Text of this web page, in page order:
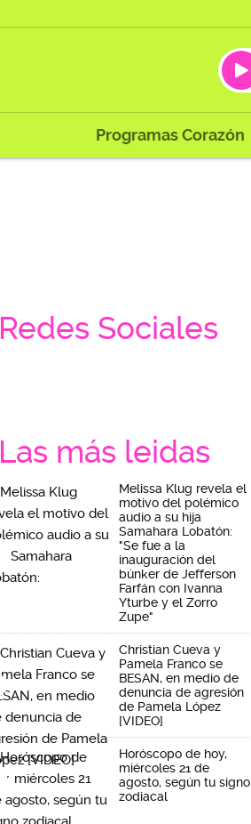
Programas Corazón
Redes Sociales
Las más leidas
Melissa Klug revela el
motivo del polémico
audio a su hija
Samahara Lobatón:
"Se fue a la
inauguración del
búnker de Jefferson
Farfán con Ivanna
Yturbe y el Zorro
Zupe"
Christian Cueva y
Pamela Franco se
BESAN, en medio de
denuncia de agresión
de Pamela López
[VIDEO]
Horóscopo de hoy,
miércoles 21 de
agosto, según tu signo
zodiacal